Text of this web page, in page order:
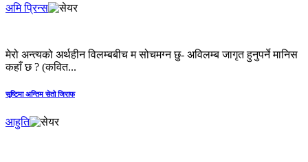
अमि प्रिन्स
मेरो अन्त्यको अर्थहीन विलम्बबीच म सोचमग्न छु- अविलम्ब जागृत हुनुपर्ने मानिस
कहाँ छ ? (कवित...
सृष्टिमा अन्तिम सेतो जिराफ
आहुति